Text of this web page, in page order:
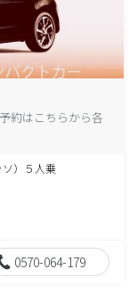
約はこちらから各
）５人乗
0570-064-179